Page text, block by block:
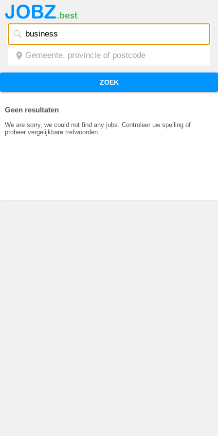
ZOEK
Geen resultaten
We are sorry, we could not find any jobs. Controleer uw spelling of
probeer vergelijkbare trefwoorden..